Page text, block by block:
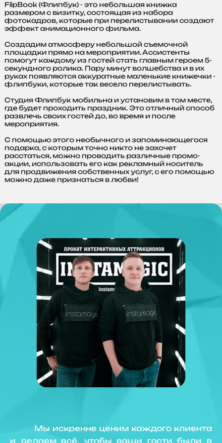
FlipBook (Флипбук) - это небольшая книжка
размером с визитку, состоящая из набора
фотокадров, которые при перелистывании создают
эффект анимационного фильма.
Создадим атмосферу небольшой съемочной
площадки прямо на мероприятии. Ассистенты
помогут каждому из гостей стать главным героем 5-
секундного ролика. Пару минут волшебства и в их
руках появляются аккуратные маленькие книжечки -
флипбуки, которые так весело перелистывать.
Студия Флипбук мобильна и установим в том месте,
где будет проходить праздник. Это отличный способ
развлечь своих гостей до, во время и после
мероприятия.
С помощью этого необычного и запоминающегося
подарка, с которым точно никто не захочет
расстаться, можно проводить различные промо-
акции, использовать его как рекламный носитель
для продвижения собственных услуг, с его помощью
можно даже признаться в любви!
Мы искренне ценим каждого клиента
и делаем всё, чтобы ваши гости были в